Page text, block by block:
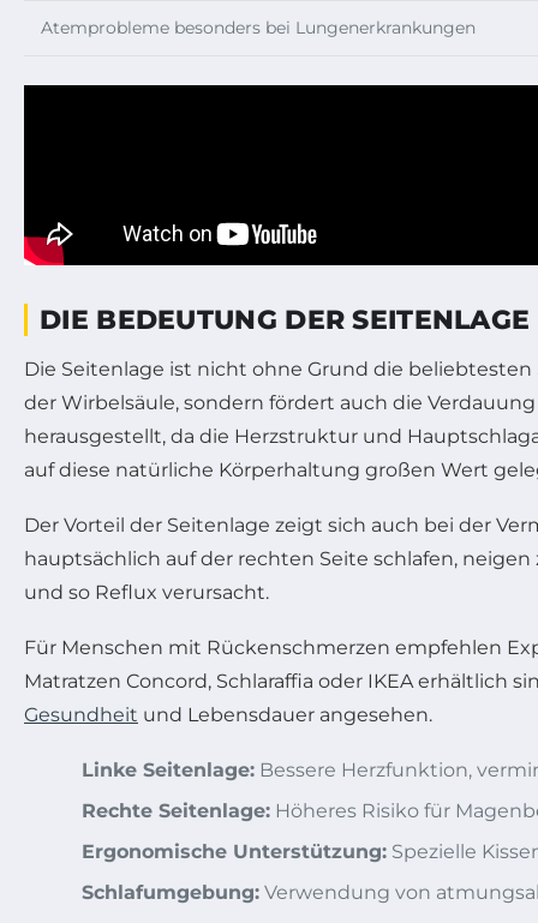
Atemprobleme besonders bei Lungenerkrankungen
DIE BEDEUTUNG DER
Die Seitenlage ist nicht ohne Grund die
der Wirbelsäule, sondern fördert auch die
herausgestellt, da die Herzstruktur und
auf diese natürliche Körperhaltung großen Wert
Der Vorteil der Seitenlage zeigt sich auch bei der
hauptsächlich auf der rechten Seite schlafen,
und so Reflux verursacht.
Für Menschen mit Rückenschmerzen empfehlen
Matratzen Concord, Schlaraffia oder IKEA erhältlich
Gesundheit und Lebensdauer angesehen.
Linke Seitenlage: Bessere Herzfunktion,
Rechte Seitenlage: Höheres Risiko für
Ergonomische Unterstützung: Spezielle
Schlafumgebung: Verwendung von